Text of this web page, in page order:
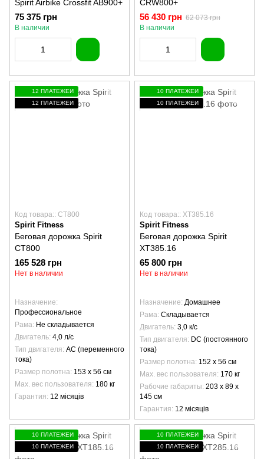
Spirit Airbike Crossfit AB900+
75 375 грн
В наличии
CRW800+
56 430 грн 62 073 грн
В наличии
12 ПЛАТЕЖЕЙ
12 ПЛАТЕЖЕЙ
Код товара:: CT800
Spirit Fitness
Беговая дорожка Spirit
CT800
165 528 грн
Нет в наличии
Назначение
Профессиональное
Рама Не складывается
Двигатель 4,0 л/с
Тип двигателя AC (переменного
тока)
Размер полотна 153 х 56 см
Max. вес пользователя 180 кг
Гарантия 12 місяців
10 ПЛАТЕЖЕЙ
10 ПЛАТЕЖЕЙ
Код товара:: XT385.16
Spirit Fitness
Беговая дорожка Spirit
XT385.16
65 800 грн
Нет в наличии
Назначение Домашнее
Рама Складывается
Двигатель 3,0 к/с
Тип двигателя
DC (постоянного
тока)
Размер полотна 152 х 56 см
Max. вес пользователя 170 кг
Рабочие габариты 203 х 89 х
145 см
Гарантия 12 місяців
10 ПЛАТЕЖЕЙ
10 ПЛАТЕЖЕЙ
10 ПЛАТЕЖЕЙ
10 ПЛАТЕЖЕЙ